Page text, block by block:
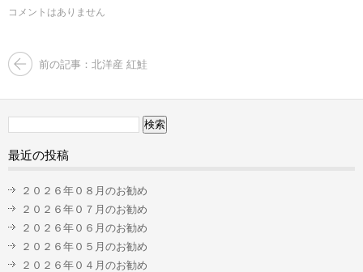
コメントはありません
前の記事：北洋産 紅鮭
最近の投稿
２０２６年０８月のお勧め
２０２６年０７月のお勧め
２０２６年０６月のお勧め
２０２６年０５月のお勧め
２０２６年０４月のお勧め